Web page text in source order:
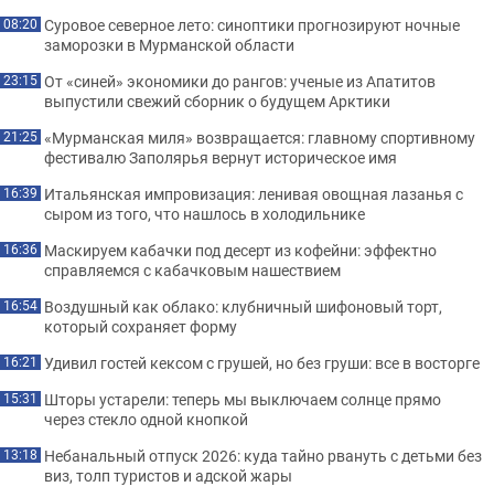
08:20 Суровое северное лето: синоптики прогнозируют ночные
заморозки в Мурманской области
23:15 От «синей» экономики до рангов: ученые из Апатитов
выпустили свежий сборник о будущем Арктики
21:25 «Мурманская миля» возвращается: главному спортивному
фестивалю Заполярья вернут историческое имя
16:39 Итальянская импровизация: ленивая овощная лазанья с
сыром из того, что нашлось в холодильнике
16:36 Маскируем кабачки под десерт из кофейни: эффектно
справляемся с кабачковым нашествием
16:54 Воздушный как облако: клубничный шифоновый торт,
который сохраняет форму
16:21 Удивил гостей кексом с грушей, но без груши: все в восторге
15:31 Шторы устарели: теперь мы выключаем солнце прямо
через стекло одной кнопкой
13:18 Небанальный отпуск 2026: куда тайно рвануть с детьми без
виз, толп туристов и адской жары